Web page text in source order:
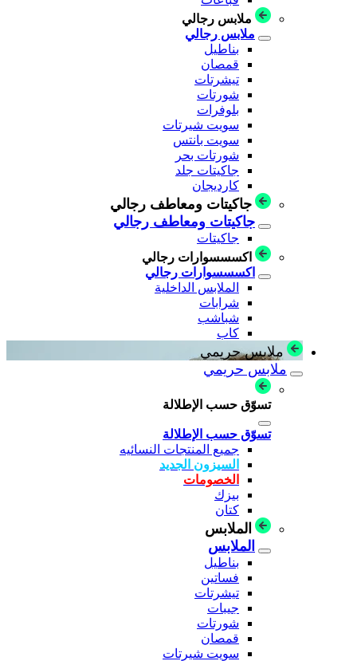
ملابس رجالي
ملابس رجالي
بناطيل
قمصان
تيشرتات
شورتات
بلوفرات
سويت شيرتات
سويت بانتس
شورتات بحر
جاكيتات جلد
كارديجان
جاكيتات ومعاطف رجالي
جاكيتات ومعاطف رجالي
جاكيتات
اكسسسوارات رجالي
اكسسسوارات رجالي
الملابس الداخلية
شرابات
شباشب
كاب
ملابس حريمي
ملابس حريمي
تسوّق حسب الإطلالة
تسوّق حسب الإطلالة
جميع المنتجات النسائيه
السيزون الجديد
الخصومات
بيزك
كتان
الملابس
الملابس
بناطيل
فساتين
تيشرتات
جيبات
شورتات
قمصان
سويت شيرتات